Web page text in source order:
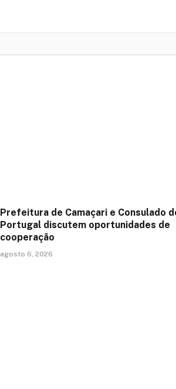
Prefeitura de Camaçari e Consulado
Portugal discutem oportunidades de
cooperação
agosto 6, 2026